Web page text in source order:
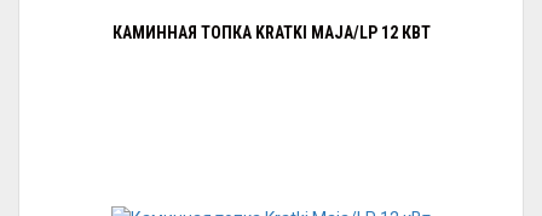
КАМИННАЯ ТОПКА KRATKI MAJA/LP 12 КВТ